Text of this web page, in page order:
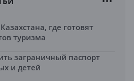
где готовят
туризма
заграничный паспорт
и детей